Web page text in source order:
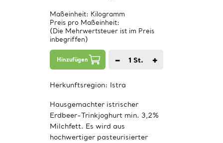
Maßeinheit: Kilogramm
Preis pro Maßeinheit:
(Die Mehrwertsteuer ist im Preis
inbegriffen)
Hinzufügen − 1 St. +
Herkunftsregion: Istra
Hausgemachter istrischer
Erdbeer-Trinkjoghurt min. 3,2%
Milchfett. Es wird aus
hochwertiger pasteurisierter